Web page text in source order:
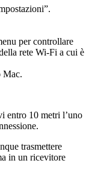
per controllare
rete Wi-Fi a cui è
Mac.
entro 10 metri l’uno
trasmettere
in un ricevitore